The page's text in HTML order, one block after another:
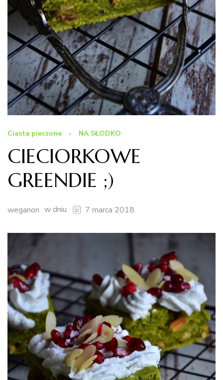
Ciasta pieczone NA SŁODKO
CIECIORKOWE
GREENDIE ;)
weganon w dniu 7 marca 2018